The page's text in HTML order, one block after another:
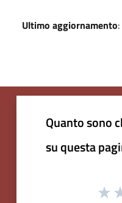
Ultimo aggiornamento
Quanto sono
su questa